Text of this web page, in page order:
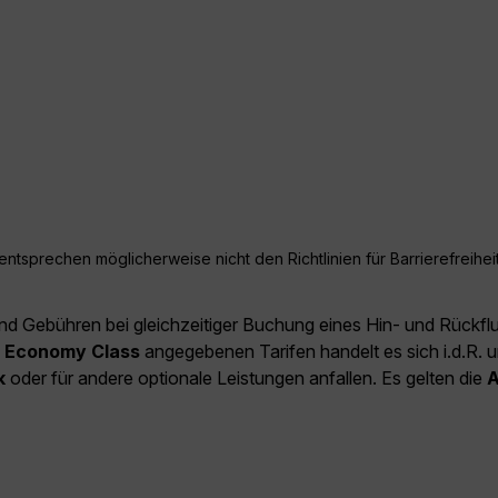
möglicherweise nicht den Richtlinien für
Gebühren bei gleichzeitiger Buchung eines Hin- und
Economy Class angegebenen Tarifen handelt es sich i.d.R.
oder für andere optionale Leistungen anfallen. Es gelten die